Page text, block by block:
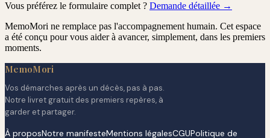
Vous préférez le formulaire complet ? Demande détaillée →
MemoMori ne remplace pas l'accompagnement humain. Cet espace
a été conçu pour vous aider à avancer, simplement, dans les premiers
moments.
MemoMori
Vos démarches après un décès, pas à pas.
Notre livret gratuit des premiers repères, à
garder et partager.
À proposNotre manifesteMentions légalesCGUPolitique de